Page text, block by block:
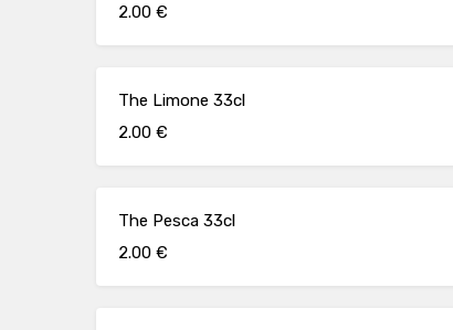
2.00 €
The Limone 33cl
2.00 €
The Pesca 33cl
2.00 €